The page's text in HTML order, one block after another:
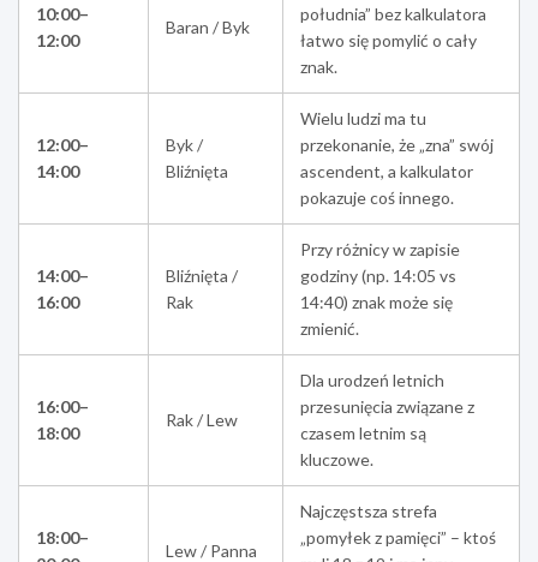
10:00–
12:00
Baran / Byk
południa” bez kalkulatora
łatwo się pomylić o cały
znak.
12:00–
14:00
Byk /
Bliźnięta
Wielu ludzi ma tu
przekonanie, że „zna” swój
ascendent, a kalkulator
pokazuje coś innego.
14:00–
16:00
Bliźnięta /
Rak
Przy różnicy w zapisie
godziny (np. 14:05 vs
14:40) znak może się
zmienić.
16:00–
18:00
Rak / Lew
Dla urodzeń letnich
przesunięcia związane z
czasem letnim są
kluczowe.
18:00–
Lew / Panna
Najczęstsza strefa
„pomyłek z pamięci” – ktoś